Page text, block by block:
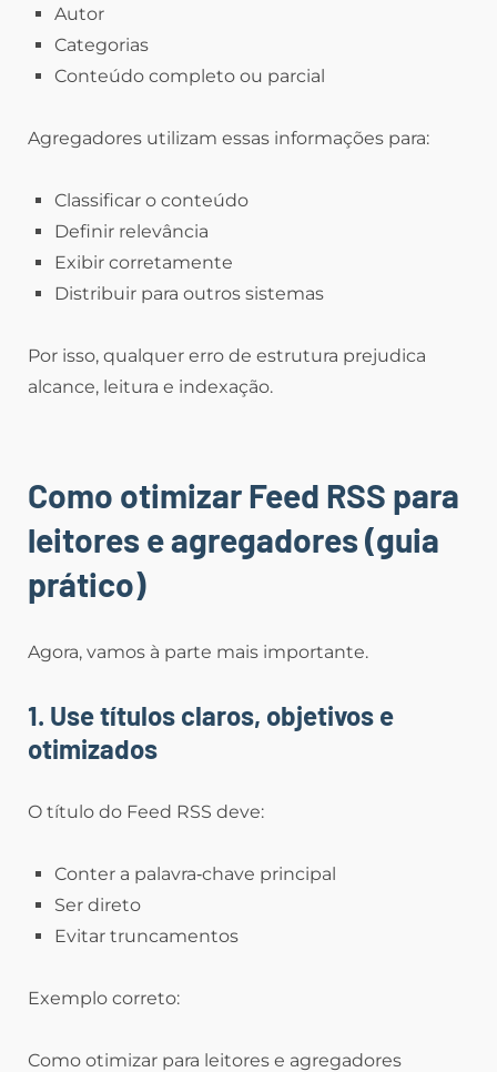
Autor
Categorias
Conteúdo completo ou parcial
Agregadores utilizam essas informações para:
Classificar o conteúdo
Definir relevância
Exibir corretamente
Distribuir para outros sistemas
Por isso, qualquer erro de estrutura prejudica
alcance, leitura e indexação.
Como otimizar Feed RSS para
leitores e agregadores (guia
prático)
Agora, vamos à parte mais importante.
1. Use títulos claros, objetivos e
otimizados
O título do Feed RSS deve:
Conter a palavra‑chave principal
Ser direto
Evitar truncamentos
Exemplo correto:
Como otimizar para leitores e agregadores